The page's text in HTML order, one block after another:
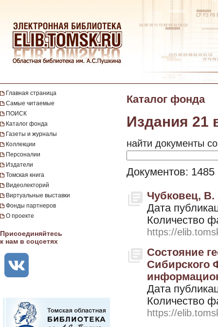
Главная страница
Самые читаемые
ПОИСК
Каталог фонда
Газеты и журналы
Коллекции
Персоналии
Издатели
Томская книга
Видеолекторий
Виртуальные выставки
Фонды партнеров
О проекте
Присоединяйтесь
к нам в соцсетях
Каталог фонда
Издания 21
найти документы
Документов: 1485
Чубковец, В.
Дата
Количество
https://
Состояние
Сибирского
Дата
Количество
https://